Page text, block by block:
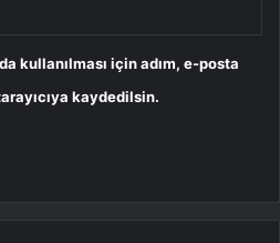
kullanılması için adım, e-posta
kaydedilsin.